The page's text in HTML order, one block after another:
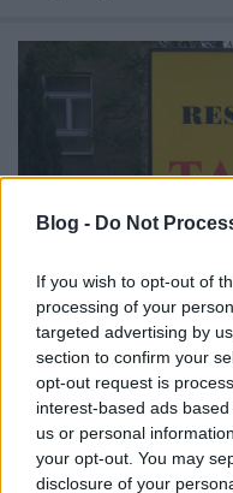
Blog - Do Not
If you wish to opt-out of
processing of your
targeted advertising by
section to confirm your
opt-out request is
interest-based ads
us or personal
your opt-out. You may
disclosure of your
16 FOGÁSOS
TAIWAN-BAN
lucullus•2016. június 05.